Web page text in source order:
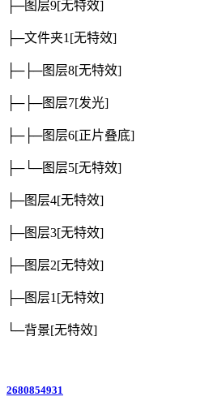
├─图层9[无特效]
├─文件夹1 [无特效]
├─├─图层8[无特效]
├─├─图层7[发光]
├─├─图层6[正片叠底]
├─└─图层5[无特效]
├─图层4[无特效]
├─图层3[无特效]
├─图层2[无特效]
├─图层1 [无特效]
└─背景[无特效]
2680854931